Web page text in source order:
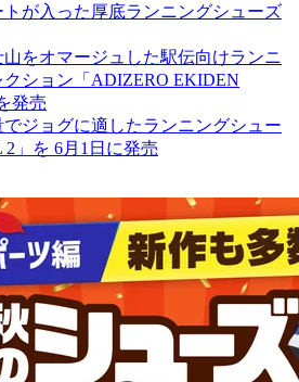
が入った厚底ランニングシューズ
をオマージュした駅伝向けランニ
ション「ADIZERO EKIDEN
発売
ジョグに適したランニングシュー
2」を 6月1日に発売